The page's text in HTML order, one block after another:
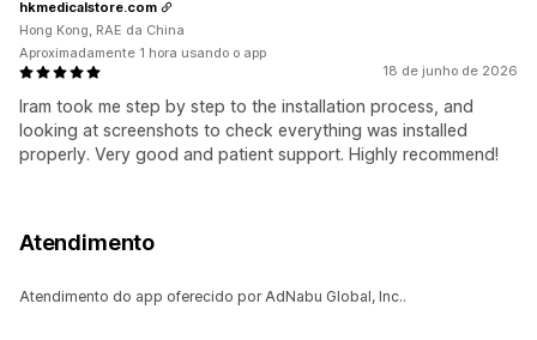
18 de junho de 2026
Iram took me step by step to the installation process, and
looking at screenshots to check everything was installed
properly. Very good and patient support. Highly recommend!
hkmedicalstore.com
Hong Kong, RAE da China
Aproximadamente 1 hora usando o app
Atendimento
Atendimento do app oferecido por AdNabu Global, Inc..